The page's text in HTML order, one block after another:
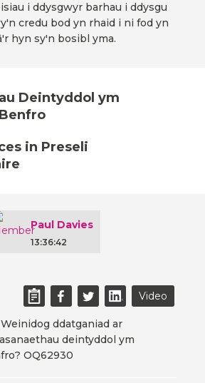
i ddysgwyr barhau i ddysgu
credu bod yn rhaid i ni fod yn
hyn sy'n bosibl yma.
Deintyddol ym
in Preseli
Paul Davies
13:36:42
Video
ddatganiad ar
deintyddol ym
OQ62930